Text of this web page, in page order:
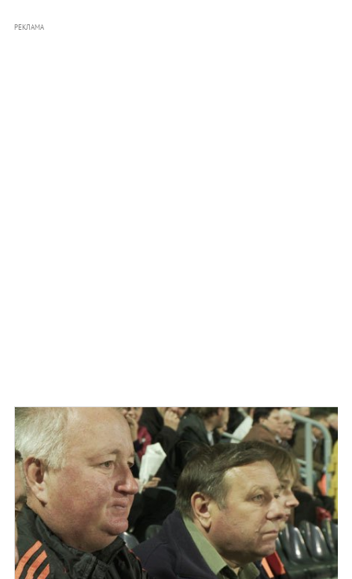
РЕКЛАМА